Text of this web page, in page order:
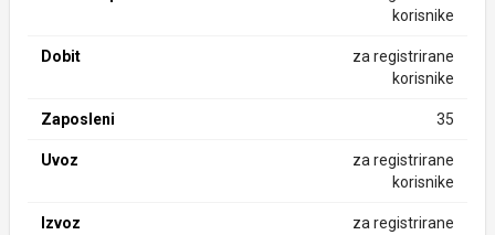
korisnike
Dobit
za registrirane
korisnike
Zaposleni 35
Uvoz
za registrirane
korisnike
Izvoz
za registrirane